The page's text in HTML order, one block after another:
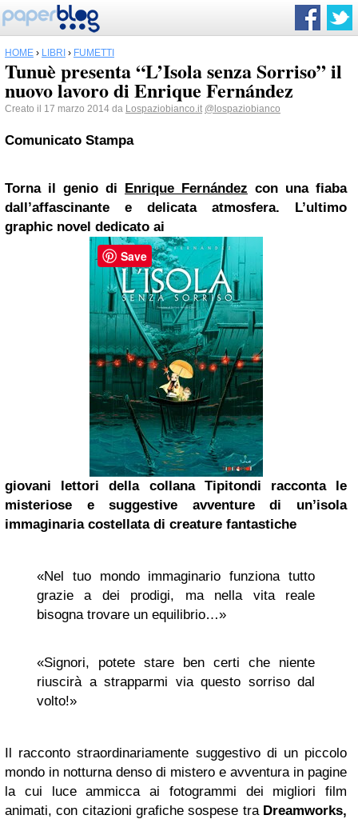
HOME › LIBRI › FUMETTI
Tunuè presenta “L’Isola senza Sorriso” il
nuovo lavoro di Enrique Fernández
Creato il 17 marzo 2014 da Lospaziobianco.it @lospaziobianco
Comunicato Stampa
Torna il genio di Enrique Fernández con una fiaba
dall’affascinante e delicata atmosfera. L’ultimo
graphic novel dedicato ai
giovani lettori della collana Tipitondi racconta le
misteriose e suggestive avventure di un’isola
immaginaria costellata di creature fantastiche
«Nel tuo mondo immaginario funziona tutto
grazie a dei prodigi, ma nella vita reale
bisogna trovare un equilibrio…»
«Signori, potete stare ben certi che niente
riuscirà a strapparmi via questo sorriso dal
volto!»
Il racconto straordinariamente suggestivo di un piccolo
mondo in notturna denso di mistero e avventura in pagine
la cui luce ammicca ai fotogrammi dei migliori film
animati, con citazioni grafiche sospese tra Dreamworks,
Save